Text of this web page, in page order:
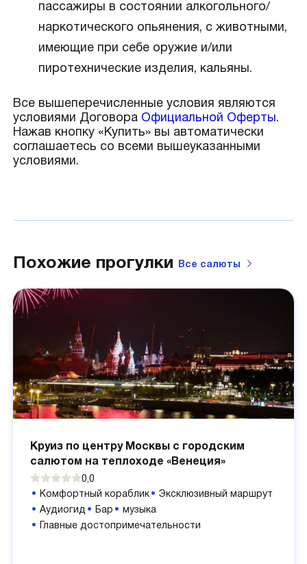
пассажиры в состоянии алкогольного/
наркотического опьянения, с животными,
имеющие при себе оружие и/или
пиротехнические изделия, кальяны.
Все вышеперечисленные условия являются
условиями Договора Официальной Оферты.
Нажав кнопку «Купить» вы автоматически
соглашаетесь со всеми вышеуказанными
условиями.
Похожие прогулки Все салюты
Круиз по центру Москвы с городским
салютом на теплоходе «Венеция»
0,0
Комфортный кораблик
Эксклюзивный маршрут
Аудиогид
Бар
музыка
Главные достопримечательности